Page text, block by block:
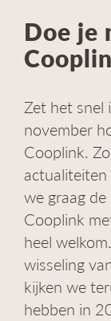
Doe je
Zet het snel
november
Cooplink.
we graag
Cooplink
heel
wisseling
kijken we
hebben in